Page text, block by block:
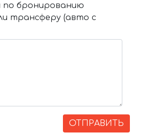
по бронированию
трансферу (авто с
ОТПРАВИТЬ